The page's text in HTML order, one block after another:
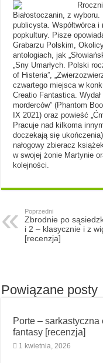
Białostoczanin, z
publicysta. Współtwórca
popkultury. Pisze
Grabarzu Polskim,
antologiach, jak
„Sny Umarłych. Polski
of Histeria”,
czwartego miejsca w
Creatio Fantastica.
morderców” (Phantom
IX 2021) oraz powieść
Pracuje nad kilkoma
doczekają się
nałogowy zbieracz
w swojej żonie Martynie
kolejności.
Poprzedni
Zbrodnie po
i 2 – klasycznie i z
[recenzja]
Powiązane posty
Porte –
fantasy [recenzja]
1 kwietnia, 2026